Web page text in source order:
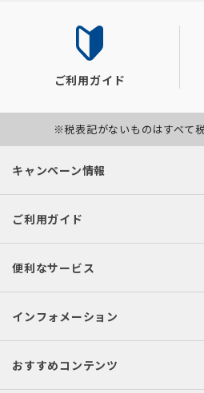
ご利用ガイド
※税表記がないものはすべて
キャンペーン情報
ご利用ガイド
便利なサービス
インフォメーション
おすすめコンテンツ